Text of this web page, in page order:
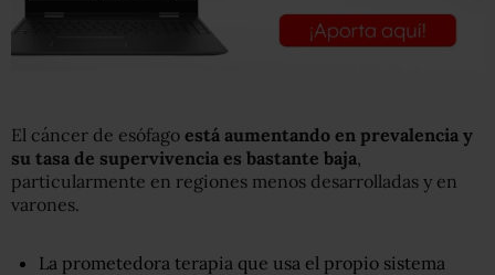
El cáncer de esófago está aumentando en prevalencia y
su tasa de supervivencia es bastante baja
particularmente en regiones menos desarrolladas y en
varones.
La prometedora terapia que usa el propio sistema